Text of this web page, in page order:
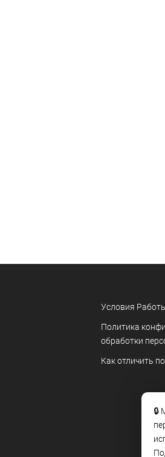
🔒
Условия
Политика
обработки
Как отличить